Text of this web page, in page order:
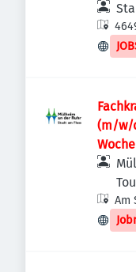
(m/w/
Am
an